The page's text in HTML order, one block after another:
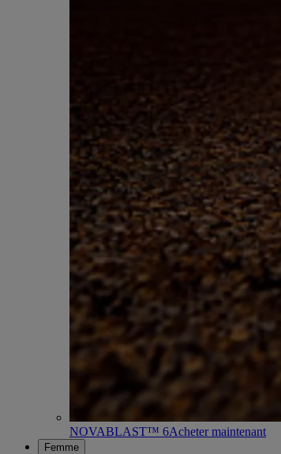
NOVABLAST™ 6Acheter maintenant
Femme